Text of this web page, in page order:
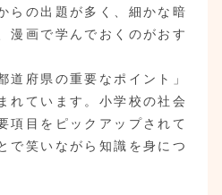
らの出題が多く、細かな暗
漫画で学んでおくのがおす
道府県の重要なポイント」
れています。小学校の社会
項目をピックアップされて
で笑いながら知識を身につ